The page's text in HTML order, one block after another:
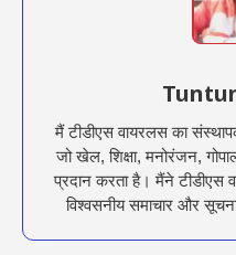
मैं टीडीएस वायरलस का
जो खेल, शिक्षा, मनोरंजन,
प्रदान करता है। मैंने टीडीएस
विश्वसनीय समाचार और